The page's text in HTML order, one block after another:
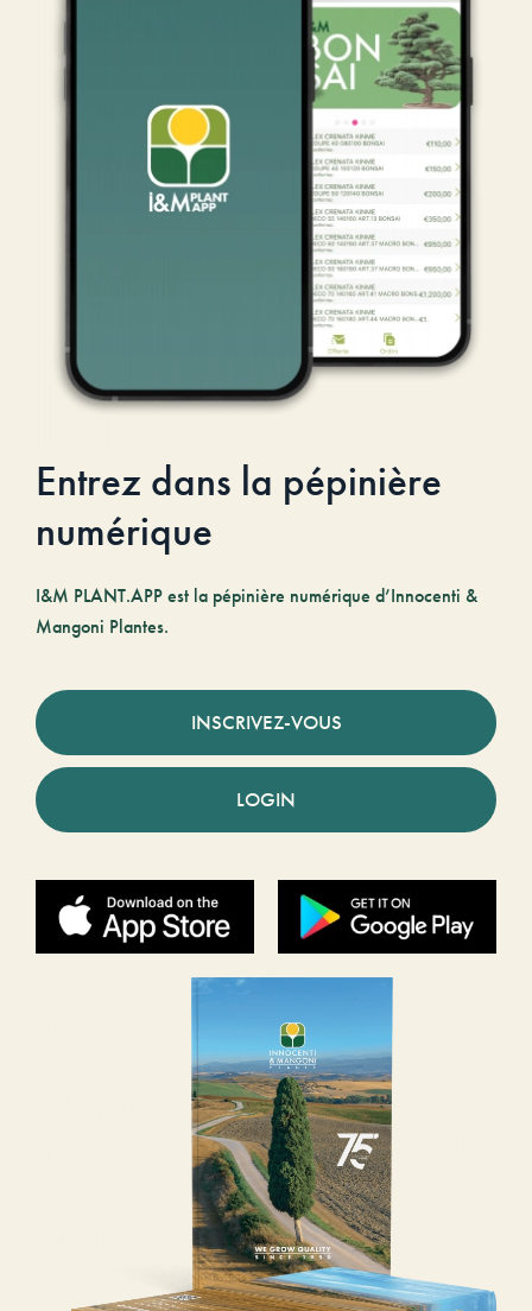
Entrez dans la pépinière
numérique
I&M PLANT.APP est la pépinière numérique d’Innocenti &
Mangoni Plantes.
INSCRIVEZ-VOUS
LOGIN